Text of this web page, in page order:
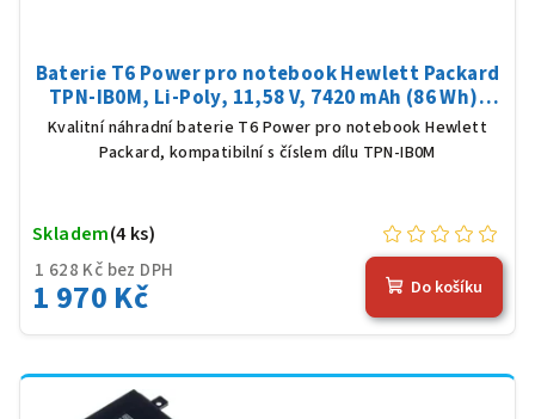
Baterie T6 Power pro notebook Hewlett Packard
TPN-IB0M, Li-Poly, 11,58 V, 7420 mAh (86 Wh),
černá
Kvalitní náhradní baterie T6 Power pro notebook Hewlett
Packard, kompatibilní s číslem dílu TPN-IB0M
1 628 Kč bez DPH
1 970 Kč
Skladem(4 ks)
Do košíku